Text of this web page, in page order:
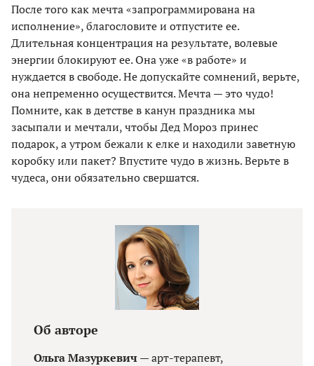
После того как мечта «запрограммирована на
исполнение», благословите и отпустите ее.
Длительная концентрация на результате, волевые
энергии блокируют ее. Она уже «в работе» и
нуждается в свободе. Не допускайте сомнений, верьте,
она непременно осуществится. Мечта — это чудо!
Помните, как в детстве в канун праздника мы
засыпали и мечтали, чтобы Дед Мороз принес
подарок, а утром бежали к елке и находили заветную
коробку или пакет? Впустите чудо в жизнь. Верьте в
чудеса, они обязательно свершатся.
Об авторе
Ольга Мазуркевич— арт-терапевт,